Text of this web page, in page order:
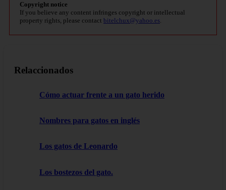
Copyright notice
If you believe any content infringes copyright or intellectual
property rights, please contact bitelchux@yahoo.es.
Relaccionados
Cómo actuar frente a un gato herido
Nombres para gatos en inglés
Los gatos de Leonardo
Los bostezos del gato.